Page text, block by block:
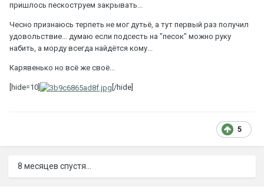
пришлось пескоструем закрывать...
Чесно признаюсь терпеть не мог дутьё, а тут первый раз получил
удовольствие... думаю если подсесть на "песок" можно руку
набить, а морду всегда найдётся кому...
Карявенько но всё же своё...
[hide=10] [/hide]
5
8 месяцев спустя...